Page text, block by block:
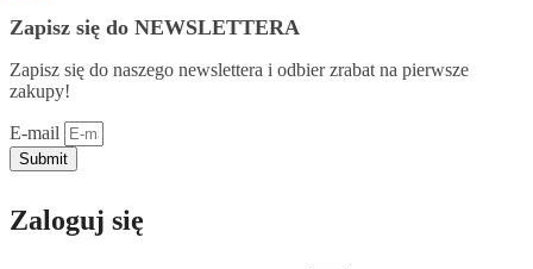
Zapisz się do NEWSLETTERA
Zapisz się do naszego newslettera i odbier zrabat na pierwsze
zakupy!
E-mail
Submit
Zaloguj się